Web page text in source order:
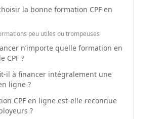
la bonne formation CPF en
peu utiles ou trompeuses
n’importe quelle formation en
CPF ?
il à financer intégralement une
ligne ?
CPF en ligne est-elle reconnue
?